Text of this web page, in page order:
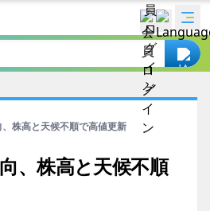
株高と天候不順で高値更新
、株高と天候不順